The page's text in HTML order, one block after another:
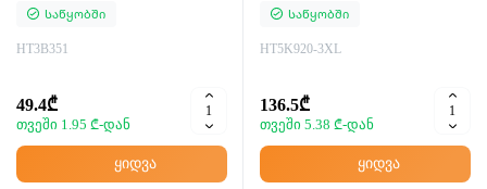
Საწყობში
HT3B351
49.4₾
თვეში 1.95 ₾-დან
ყიდვა
Საწყობში
HT5K920-3XL
136.5₾
თვეში 5.38 ₾-დან
ყიდვა